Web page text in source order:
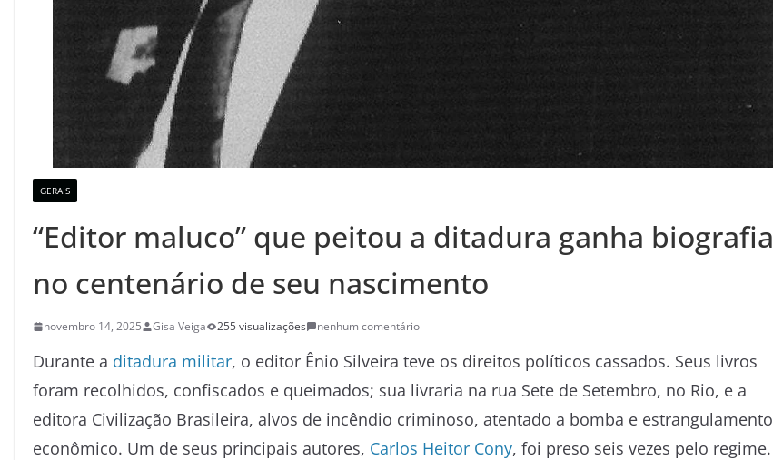
GERAIS
“Editor maluco” que peitou a ditadura ganha biografia
no centenário de seu nascimento
novembro 14, 2025 Gisa Veiga 255 visualizações nenhum comentário
Durante a ditadura militar, o editor Ênio Silveira teve os direitos políticos cassados. Seus livros
foram recolhidos, confiscados e queimados; sua livraria na rua Sete de Setembro, no Rio, e a
editora Civilização Brasileira, alvos de incêndio criminoso, atentado a bomba e estrangulamento
econômico. Um de seus principais autores, Carlos Heitor Cony, foi preso seis vezes pelo regime.